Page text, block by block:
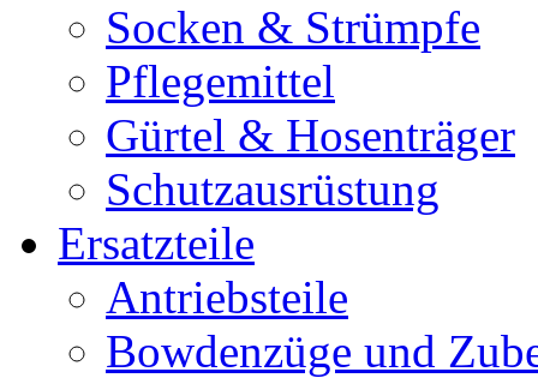
Socken & Strümpfe
Pflegemittel
Gürtel & Hosenträger
Schutzausrüstung
Ersatzteile
Antriebsteile
Bowdenzüge und